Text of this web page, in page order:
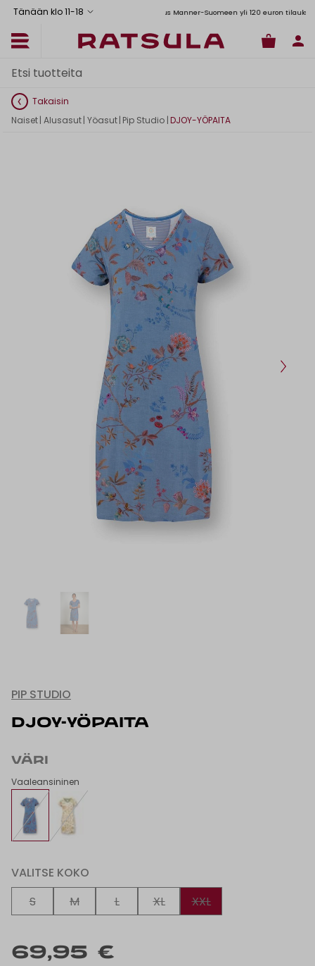
Tänään klo 11-18
Toimituskulut alk. 6,90€
Ilmainen toimitus Manner-Suomeen yli 120 euron tilauksiin
Takaisin
Naiset| Alusasut| Yöasut | Pip Studio |DJOY-YÖPAITA
PIP STUDIO
DJOY-YÖPAITA
VÄRI
Vaaleansininen
VALITSE KOKO
S
M L XL XXL
69,95 €